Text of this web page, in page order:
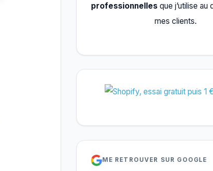
professionnelles que j’utilise au
mes clients.
ME RETROUVER SUR GOOGLE